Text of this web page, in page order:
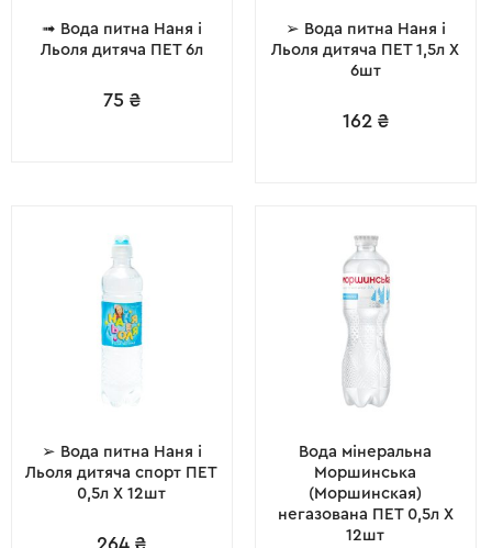
➟ Вода питна Наня і
Льоля дитяча ПЕТ 6л
75 ₴
➢ Вода питна Наня і
Льоля дитяча ПЕТ 1,5л X
6шт
162 ₴
➢ Вода питна Наня і
Льоля дитяча спорт ПЕТ
0,5л X 12шт
264 ₴
Вода мінеральна
Моршинська
(Моршинская)
негазована ПЕТ 0,5л X
12шт